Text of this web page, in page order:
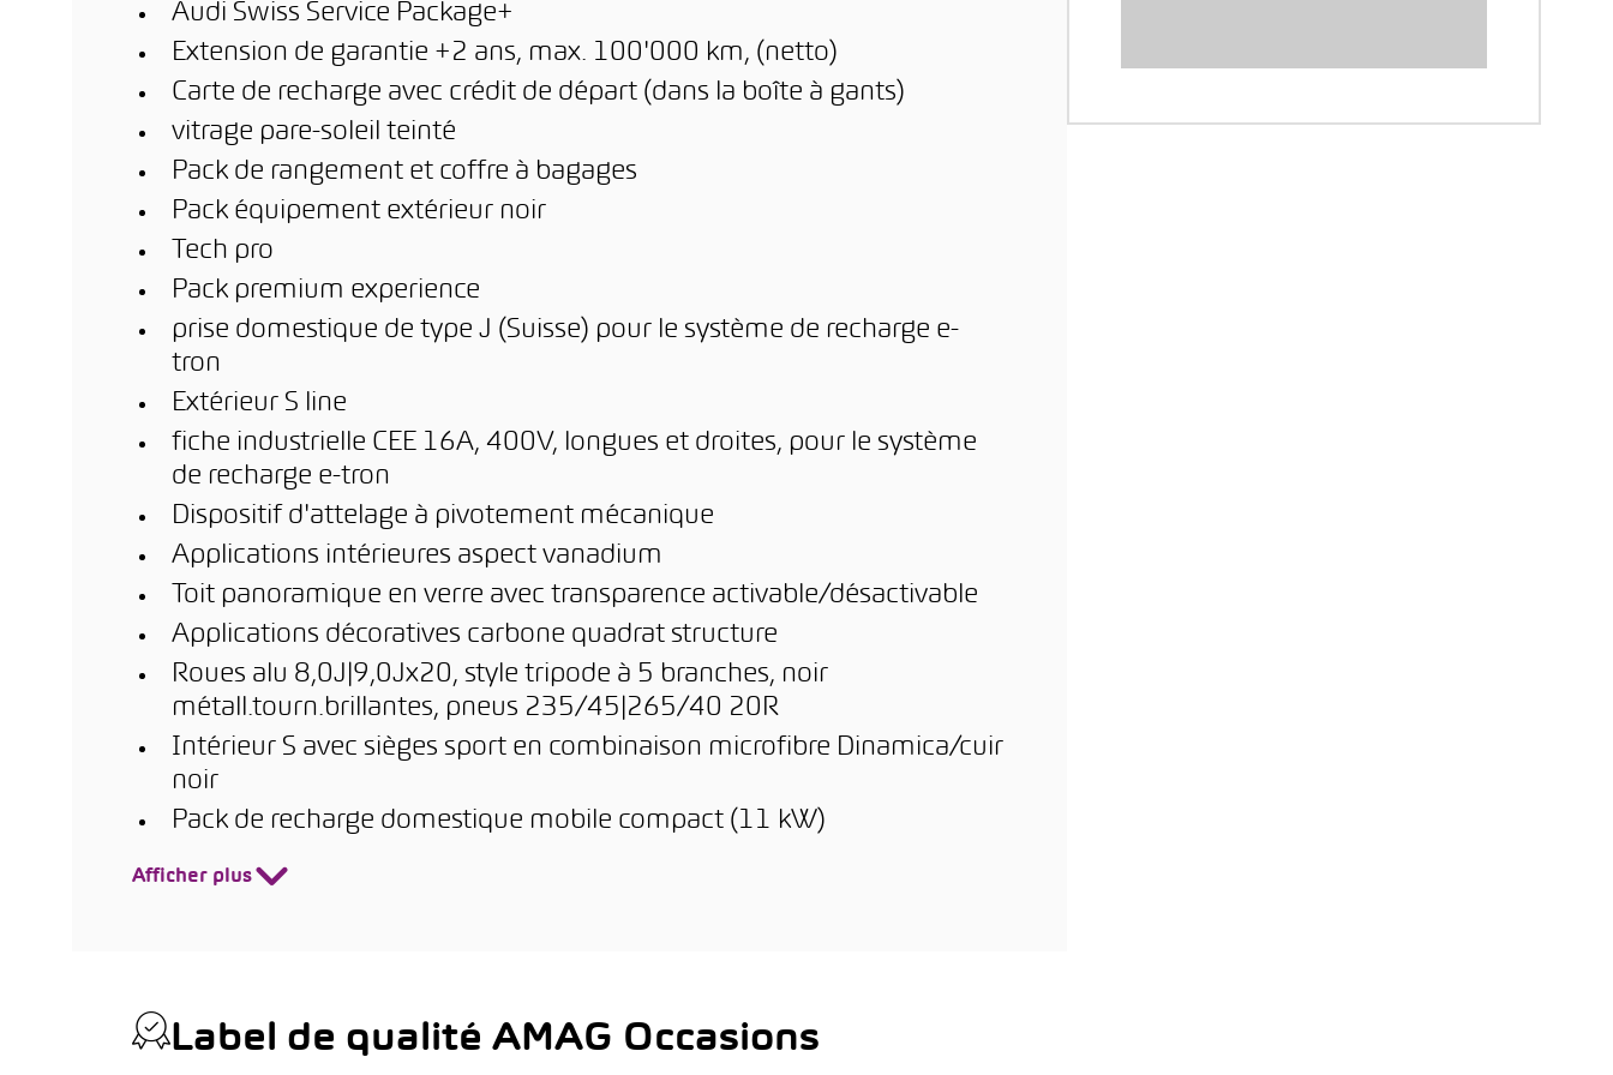
Audi Swiss Service Package+
Extension de garantie +2 ans, max. 100'000 km, (netto)
Carte de recharge avec crédit de départ (dans la boîte à gants)
vitrage pare-soleil teinté
Pack de rangement et coffre à bagages
Pack équipement extérieur noir
Tech pro
Pack premium experience
prise domestique de type J (Suisse) pour le système de recharge e-
tron
Extérieur S line
fiche industrielle CEE 16A, 400V, longues et droites, pour le système
de recharge e-tron
Dispositif d'attelage à pivotement mécanique
Applications intérieures aspect vanadium
Toit panoramique en verre avec transparence activable/désactivable
Applications décoratives carbone quadrat structure
Roues alu 8,0J|9,0Jx20, style tripode à 5 branches, noir
métall.tourn.brillantes, pneus 235/45|265/40 20R
Intérieur S avec sièges sport en combinaison microfibre Dinamica/cuir
noir
Pack de recharge domestique mobile compact (11 kW)
Afficher plus
Label de qualité AMAG Occasions